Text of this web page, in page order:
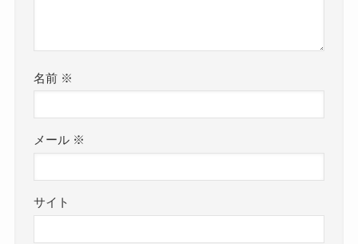
名前 ※
メール ※
サイト